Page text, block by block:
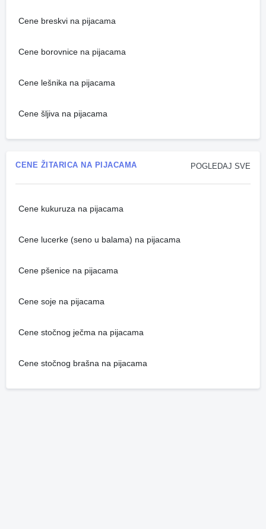
Cene breskvi na pijacama
Cene borovnice na pijacama
Cene lešnika na pijacama
Cene šljiva na pijacama
POGLEDAJ SVE
CENE ŽITARICA NA PIJACAMA
Cene kukuruza na pijacama
Cene lucerke (seno u balama) na pijacama
Cene pšenice na pijacama
Cene soje na pijacama
Cene stočnog ječma na pijacama
Cene stočnog brašna na pijacama